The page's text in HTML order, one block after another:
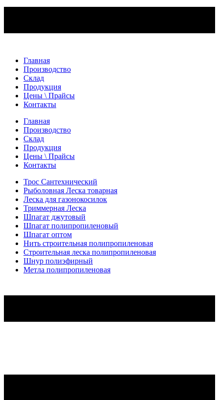
Главная
Производство
Склад
Продукция
Цены \ Прайсы
Контакты
Главная
Производство
Склад
Продукция
Цены \ Прайсы
Контакты
Трос Сантехнический
Рыболовная Леска товарная
Леска для газонокосилок
Триммерная Леска
Шпагат джутовый
Шпагат полипропиленовый
Шпагат оптом
Нить строительная полипропиленовая
Строительная леска полипропиленовая
Шнур полиэфирный
Метла полипропиленовая